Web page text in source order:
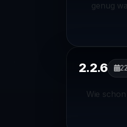
genug
2.2.6
Wie